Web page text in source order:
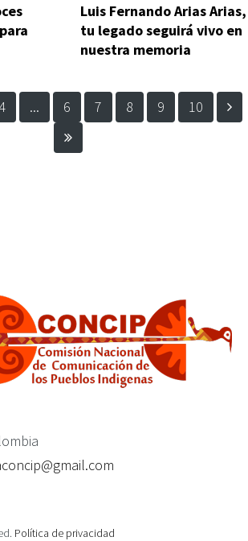
Luis Fernando Arias Arias,
tu legado seguirá vivo en
nuestra memoria
... 6 7 8 9 10
Política de privacidad